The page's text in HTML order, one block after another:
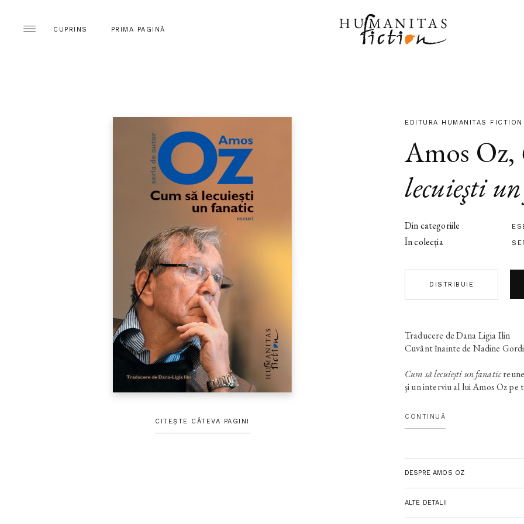
CUPRINS PRIMA PAGINĂ
CITEȘTE CÂTEVA PAGINI
EDITURA HUMANITAS FICTION
Amos Oz,
lecuieşti
Din categoriile
În colecția
DISTRIBUIE
Traducere de Dana Ligia Ilin
Cuvânt înainte de Nadine
Cum să lecuieşti un fanatic
şi un interviu al lui Amos Oz
de zi" a gândirii fieşcăruia dintre
conflictele culturale, relaţia cu
cele posibile.
„Cred că, atunci când asistaţi la
zicem –, există doar trei opţiuni
CONTINUĂ
DESPRE AMOS OZ
ALTE DETALII